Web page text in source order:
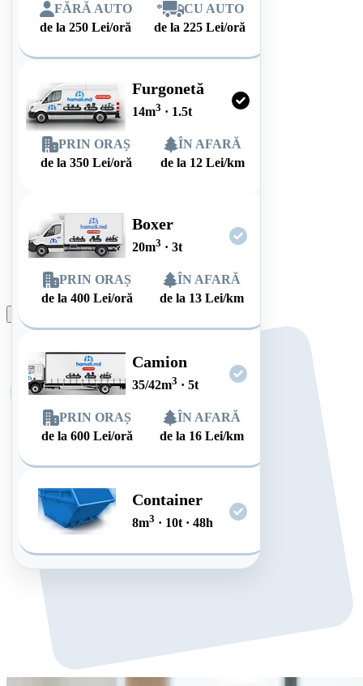
FĂRĂ AUTO
de la250 Lei/oră
*
CU AUTO
de la225 Lei/oră
Furgonetă
14m3 · 1.5t
PRIN ORAȘ
de la 350 Lei/oră
ÎN AFARĂ
de la 12 Lei/km
Boxer
20m3 · 3t
PRIN ORAȘ
de la400 Lei/oră
ÎN AFARĂ
de la 13 Lei/km
Camion
35/42m3 · 5t
PRIN ORAȘ
de la600 Lei/oră
ÎN AFARĂ
de la 16 Lei/km
Container
8m3 · 10t · 48h
Plasează comanda